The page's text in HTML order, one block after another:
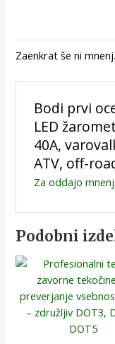
Zaenkrat še ni mnenj.
Bodi prvi
LED
40A,
ATV, off-
Za oddajo
Podobni